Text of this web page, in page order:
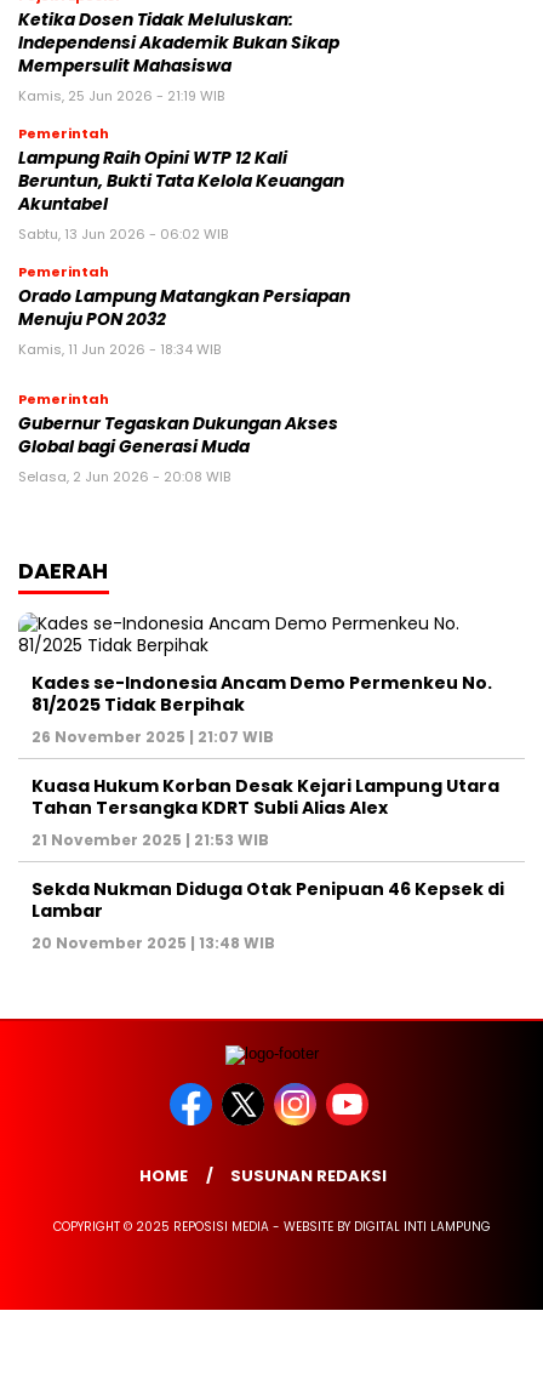
Ketika Dosen Tidak Meluluskan:
Independensi Akademik Bukan Sikap
Mempersulit Mahasiswa
Kamis, 25 Jun 2026 - 21:19 WIB
Pemerintah
Lampung Raih Opini WTP 12 Kali
Beruntun, Bukti Tata Kelola Keuangan
Akuntabel
Sabtu, 13 Jun 2026 - 06:02 WIB
Pemerintah
Orado Lampung Matangkan Persiapan
Menuju PON 2032
Kamis, 11 Jun 2026 - 18:34 WIB
Pemerintah
Gubernur Tegaskan Dukungan Akses
Global bagi Generasi Muda
Selasa, 2 Jun 2026 - 20:08 WIB
DAERAH
Kades se-Indonesia Ancam Demo Permenkeu No.
81/2025 Tidak Berpihak
26 November 2025 | 21:07 WIB
Kuasa Hukum Korban Desak Kejari Lampung Utara
Tahan Tersangka KDRT Subli Alias Alex
21 November 2025 | 21:53 WIB
Sekda Nukman Diduga Otak Penipuan 46 Kepsek di
Lambar
20 November 2025 | 13:48 WIB
HOME SUSUNAN REDAKSI
COPYRIGHT © 2025 REPOSISI MEDIA - WEBSITE BY DIGITAL INTI LAMPUNG